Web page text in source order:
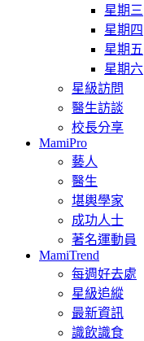
星期三
星期四
星期五
星期六
星級訪問
醫生訪談
校長分享
MamiPro
藝人
醫生
堪輿學家
成功人士
著名運動員
MamiTrend
每週好去處
星級追縱
最新資訊
識飲識食